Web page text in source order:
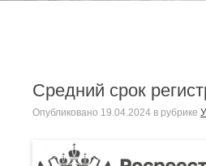
Средний срок
Опубликовано 19.04.2024 в рубрике